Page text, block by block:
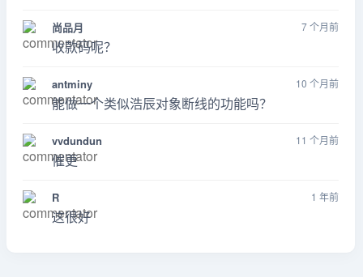
尚品月 7 个月前
收款码呢？
antminy 10 个月前
能做一个类似浩辰对象断线的功能吗？
vvdundun 11 个月前
催更
R 1 年前
这很好